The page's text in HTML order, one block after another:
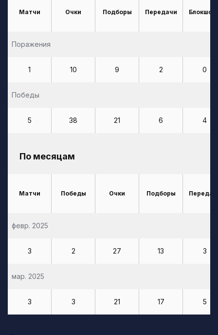
Матчи Очки Подборы Передачи
Поражения
1 10 9 2 0
Победы
5 38 21 6 4
По месяцам
Матчи Победы Очки Подборы
февр. 2025
3 2 27 13 3
мар. 2025
3 3 21 17 5